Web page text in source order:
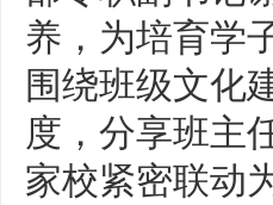
养，为培育学
围绕班级文化
度，分享班主
家校紧密联动